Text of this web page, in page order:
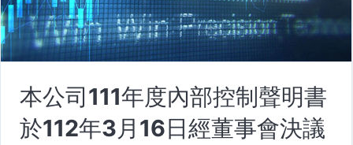
本公司111年度內部控制聲明書
於112年3月16日經董事會決議